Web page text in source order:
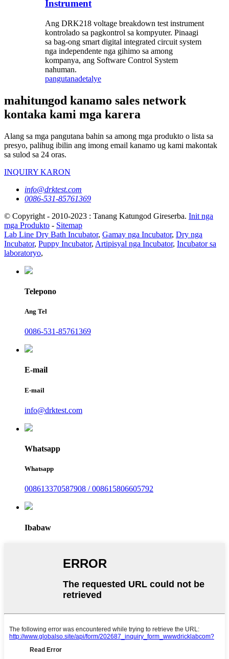
Instrument
Ang DRK218 voltage breakdown test instrument
kontrolado sa pagkontrol sa kompyuter. Pinaagi
sa bag-ong smart digital integrated circuit system
nga independente nga gihimo sa among
kompanya, ang Software Control System
nahuman.
pangutanadetalye
mahitungod kanamo sales network
kontaka kami mga karera
Alang sa mga pangutana bahin sa among mga produkto o lista sa
presyo, palihug ibilin ang imong email kanamo ug kami makontak
sa sulod sa 24 oras.
INQUIRY KARON
info@drktest.com
0086-531-85761369
© Copyright - 2010-2023 : Tanang Katungod Gireserba. Init nga
mga Produkto - Sitemap
Lab Line Dry Bath Incubator, Gamay nga Incubator, Dry nga
Incubator, Puppy Incubator, Artipisyal nga Incubator, Incubator sa
laboratoryo,
Telepono
Ang Tel
0086-531-85761369
E-mail
E-mail
info@drktest.com
Whatsapp
Whatsapp
008613370587908 / 008615806605792
Ibabaw